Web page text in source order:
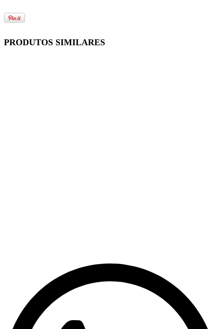
PRODUTOS SIMILARES